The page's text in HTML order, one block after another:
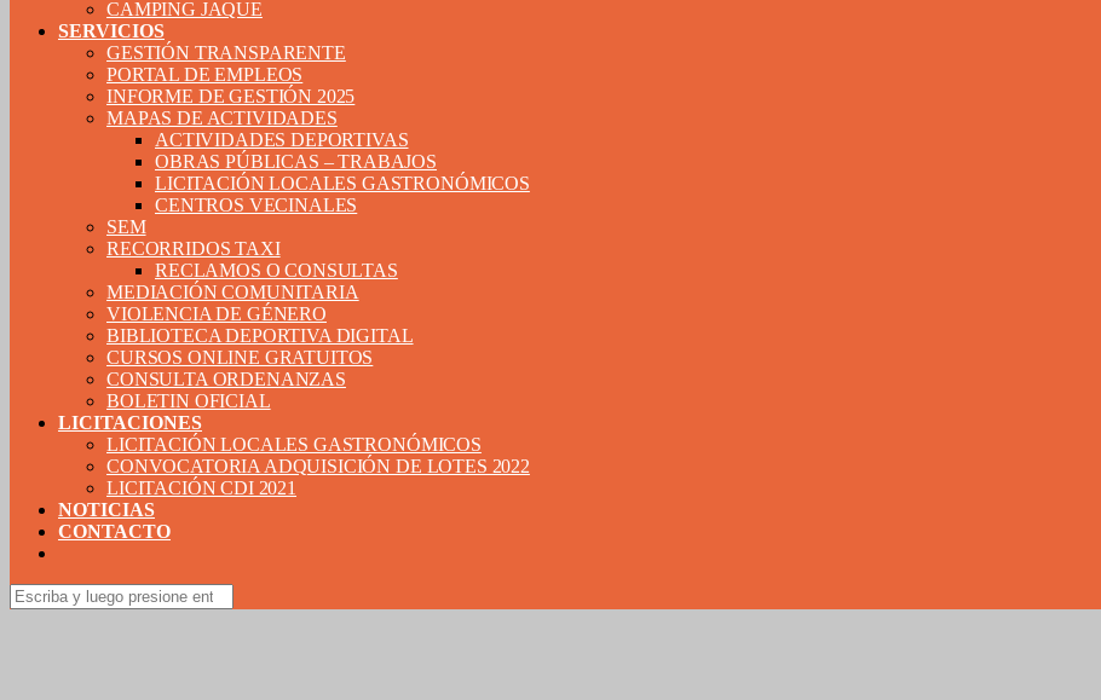
CAMPING JAQUE
SERVICIOS
GESTIÓN TRANSPARENTE
PORTAL DE EMPLEOS
INFORME DE GESTIÓN 2025
MAPAS DE ACTIVIDADES
ACTIVIDADES DEPORTIVAS
OBRAS PÚBLICAS – TRABAJOS
LICITACIÓN LOCALES GASTRONÓMICOS
CENTROS VECINALES
SEM
RECORRIDOS TAXI
RECLAMOS O CONSULTAS
MEDIACIÓN COMUNITARIA
VIOLENCIA DE GÉNERO
BIBLIOTECA DEPORTIVA DIGITAL
CURSOS ONLINE GRATUITOS
CONSULTA ORDENANZAS
BOLETIN OFICIAL
LICITACIONES
LICITACIÓN LOCALES GASTRONÓMICOS
CONVOCATORIA ADQUISICIÓN DE LOTES 2022
LICITACIÓN CDI 2021
NOTICIAS
CONTACTO